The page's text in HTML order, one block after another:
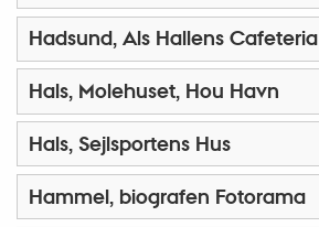
Hadsund, Als Hallens Cafeteria
Hals, Molehuset, Hou Havn
Hals, Sejlsportens Hus
Hammel, biografen Fotorama